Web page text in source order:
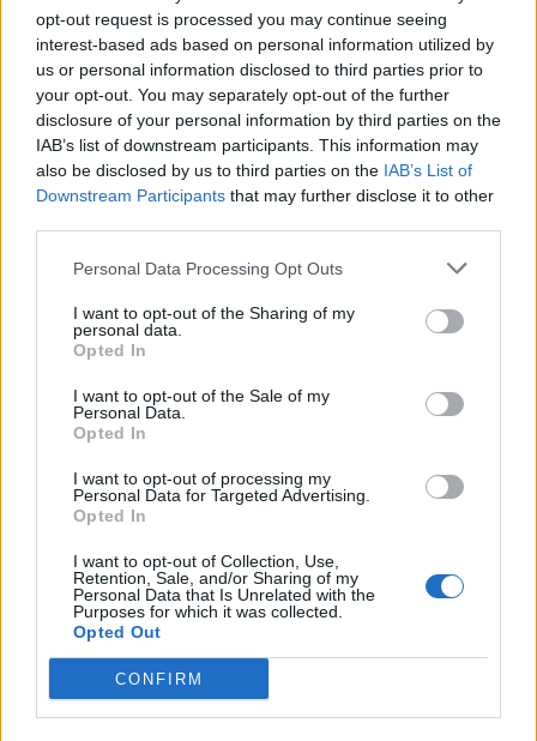
opt-out request is processed you may continue seeing
interest-based ads based on personal information utilized by
us or personal information disclosed to third parties prior to
your opt-out. You may separately opt-out of the further
disclosure of your personal information by third parties on the
IAB’s list of downstream participants. This information may
also be disclosed by us to third parties on the IAB’s List of
Downstream Participants that may further disclose it to other
Personal Data Processing Opt Outs
I want to opt-out of the Sharing of my
personal data.
Opted In
I want to opt-out of the Sale of my
Personal Data.
Opted In
I want to opt-out of processing my
Personal Data for Targeted Advertising.
Opted In
I want to opt-out of Collection, Use,
Retention, Sale, and/or Sharing of my
Personal Data that Is Unrelated with the
Purposes for which it was collected.
Opted Out
CONFIRM